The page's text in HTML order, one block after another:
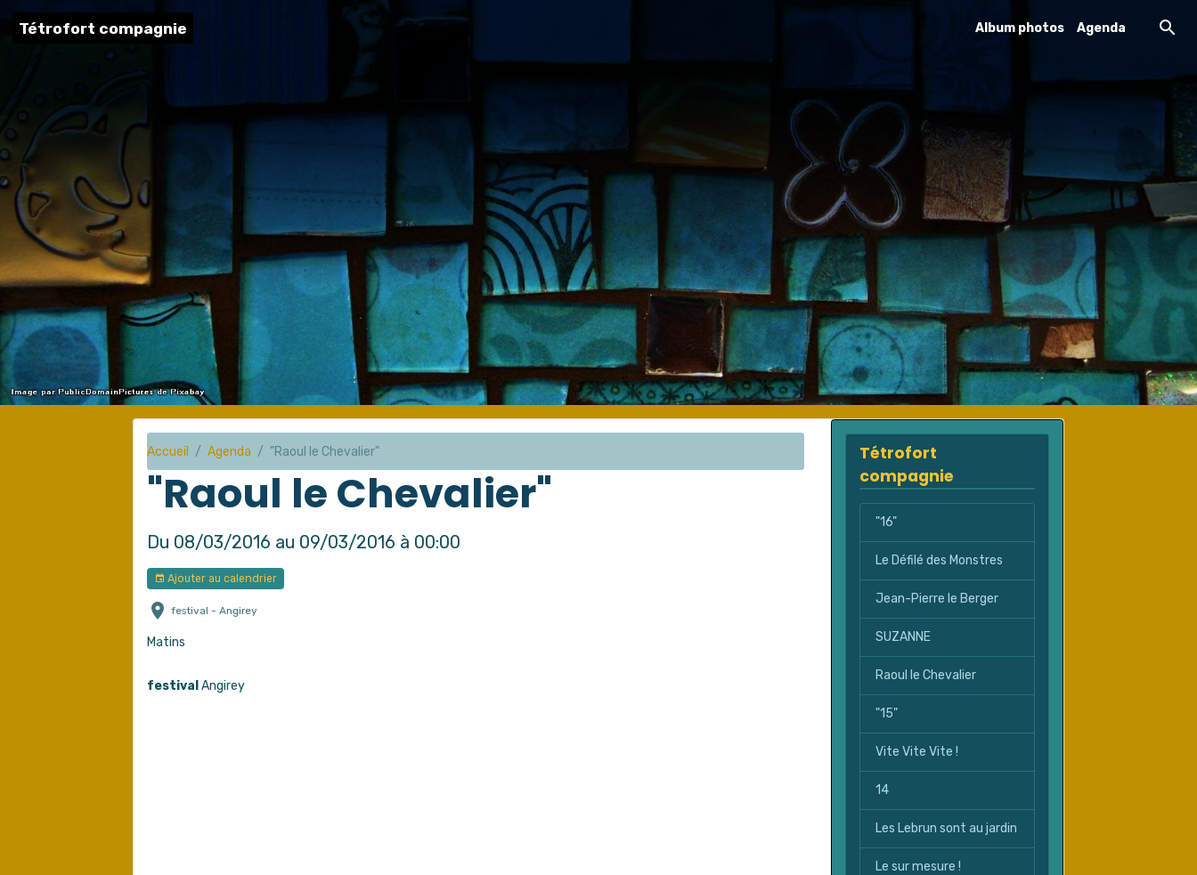
Tétrofort compagnie Album photos Agenda
Accueil Agenda "Raoul le Chevalier"
"Raoul le Chevalier"
Du 08/03/2016 au 09/03/2016 à 00:00
Ajouter au calendrier
festival - Angirey
Matins
festival Angirey
Tétrofort
compagnie
"16"
Le Défilé des Monstres
Jean-Pierre le Berger
SUZANNE
Raoul le Chevalier
"15"
Vite Vite Vite !
14
Les Lebrun sont au jardin
Le sur mesure !